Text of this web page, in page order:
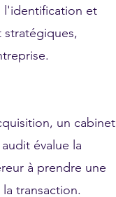
l'identification et
stratégiques,
un cabinet
évalue la
à prendre une
transaction.